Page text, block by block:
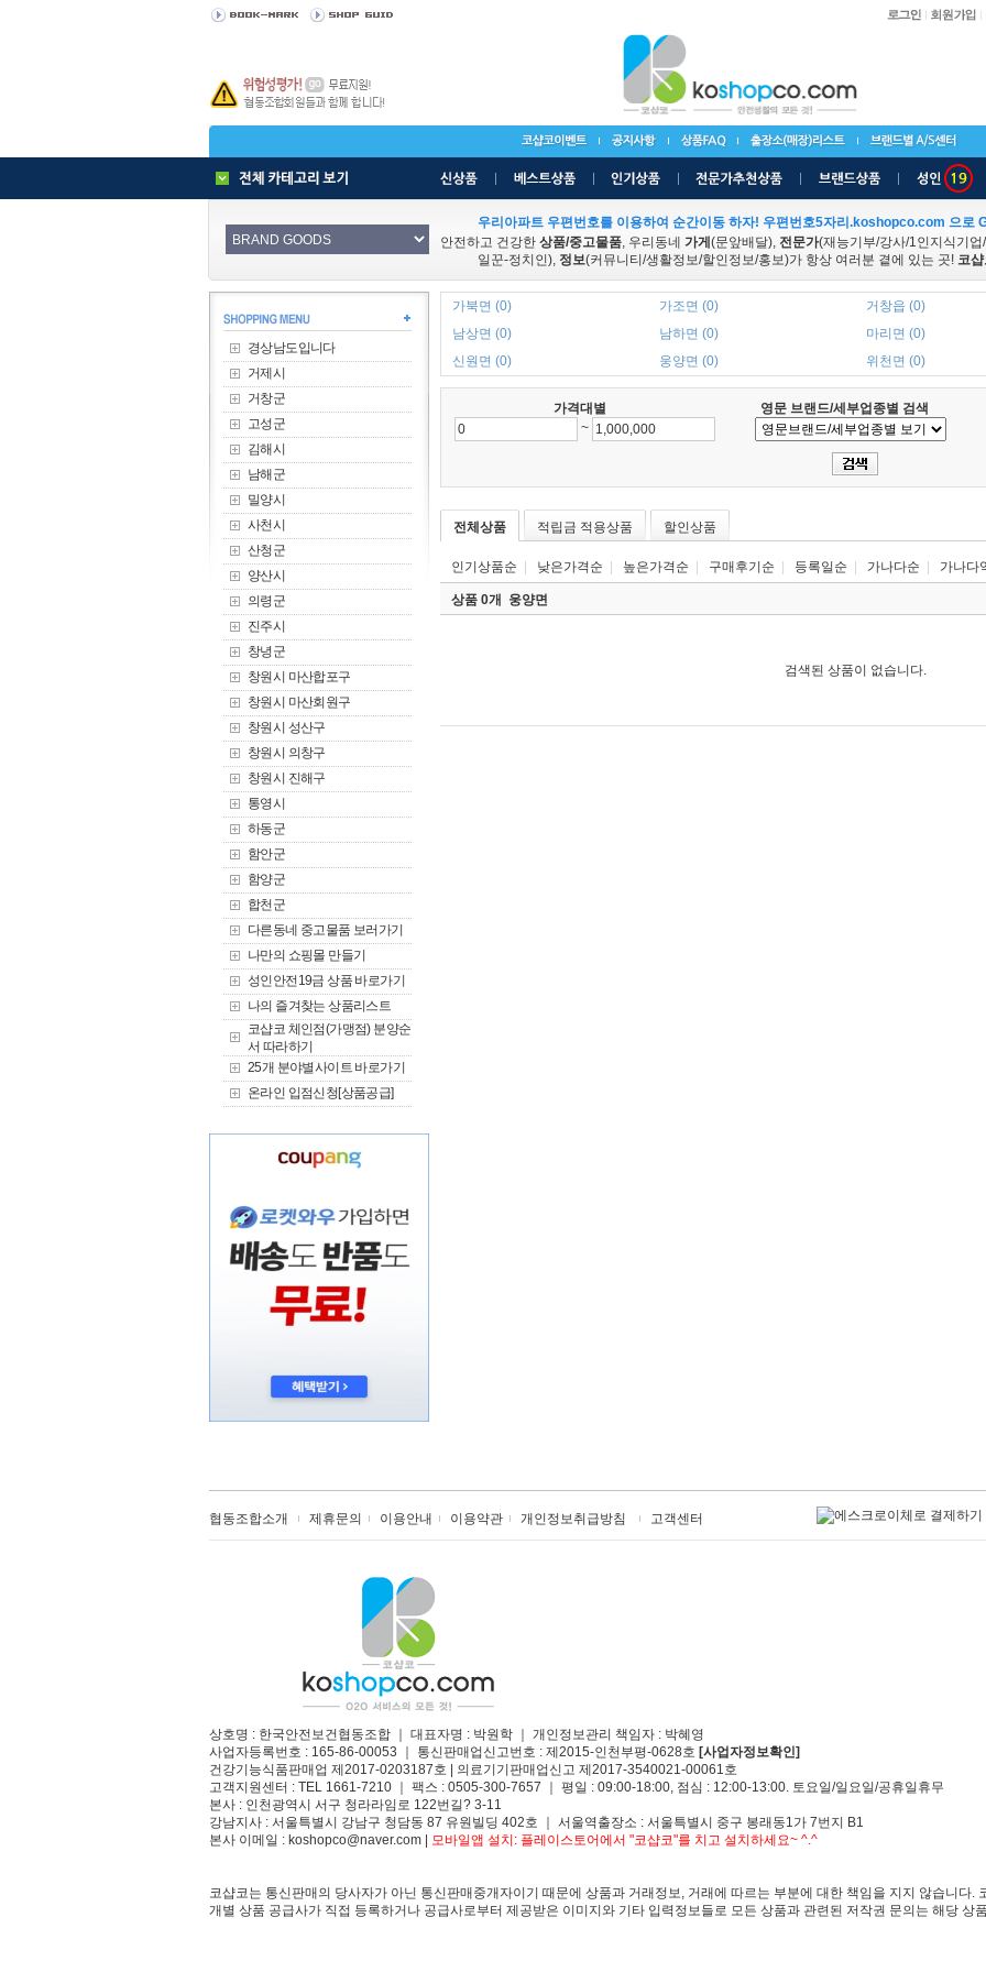
우리아파트 우편번호를 이용하여 순간이동 하자! 우편번호5자리.koshopco.com 으로
안전하고 건강한 상품/중고물품, 우리동네 가게 (문앞배달), 전문가(재능기부/강사/1인지식기업
일꾼-정치인), 정보(커뮤니티/생활정보/할인정보/홍보)가 항상 여러분 곁에 있는 곳! 코
경상남도입니다
거제시
거창군
고성군
김해시
남해군
밀양시
사천시
산청군
양산시
의령군
진주시
창녕군
창원시 마산합포구
창원시 마산회원구
창원시 성산구
창원시 의창구
창원시 진해구
통영시
하동군
함안군
함양군
합천군
다른동네 중고물품 보러가기
나만의 쇼핑몰 만들기
성인안전19금 상품 바로가기
나의 즐겨찾는 상품리스트
코샵코 체인점(가맹점) 분양순
서 따라하기
25개 분야별사이트 바로가기
온라인 입점신청[상품공급]
가북면 (0) 가조면 (0)
거창읍 (0)
남상면 (0)
남하면 (0)
마리면 (0)
신원면 (0)
웅양면 (0) 위천면 (0)
가격대별
영문 브랜드/세부업종별 검색
~
전체상품 적립금 적용상품 할인상품
인기상품순 낮은가격순 높은가격순 구매후기순 등록일순 가나다순 가나다
상품 0개 웅양면
검색된 상품이 없습니다.
협동조합소개 제휴문의 이용안내 이용약관 개인정보취급방침 고객센터
상호명 : 한국안전보건협동조합 ｜ 대표자명 : 박원학 ｜ 개인정보관리 책임자 : 박혜영
사업자등록번호 : 165-86-00053 ｜ 통신판매업신고번호 : 제2015-인천부평-0628호 [사업자정보확인]
건강기능식품판매업 제2017-0203187호 | 의료기기판매업신고 제2017-3540021-00061호
고객지원센터 : TEL 1661-7210 ｜ 팩스 : 0505-300-7657 ｜ 평일 : 09:00-18:00, 점심 : 12:00-13:00. 토요일/일요일/공휴일휴무
본사 : 인천광역시 서구 청라라임로 122번길? 3-11
강남지사 : 서울특별시 강남구 청담동 87 유원빌딩 402호 ｜ 서울역출장소 : 서울특별시 중구 봉래동1가 7번지 B1
본사 이메일 : koshopco@naver.com | 모바일앱 설치: 플레이스토어에서 "코샵코"를 치고 설치하세요~ ^.^
코샵코는 통신판매의 당사자가 아닌 통신판매중개자이기 때문에 상품과 거래정보, 거래에 따르는 부분에 대한 책임을 지지 않습니다.
개별 상품 공급사가 직접 등록하거나 공급사로부터 제공받은 이미지와 기타 입력정보들로 모든 상품과 관련된 저작권 문의는 해당 상